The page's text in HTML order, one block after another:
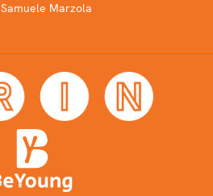
Samuele Marzola